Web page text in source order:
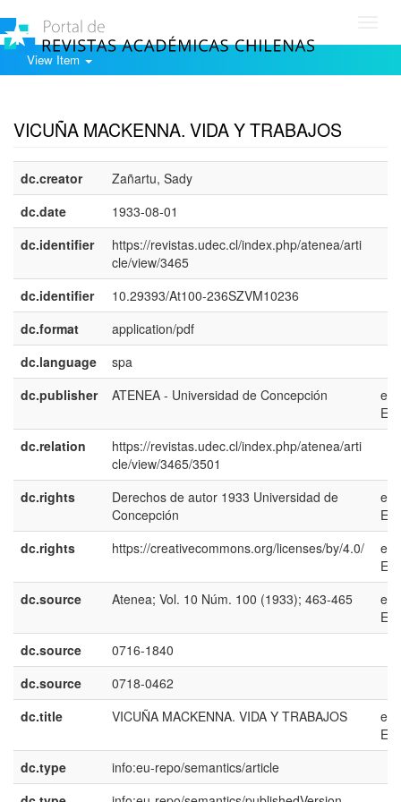
View Item
VICUÑA MACKENNA. VIDA Y TRABAJOS
dc.creator
Zañartu, Sady
dc.date
1933-08-01
dc.identifier
https://revistas.udec.cl/index.php/atenea/arti
cle/view/3465
dc.identifier
10.29393/At100-236SZVM10236
dc.format
application/pdf
dc.language
spa
dc.publisher
ATENEA - Universidad de Concepción
es-
ES
dc.relation
https://revistas.udec.cl/index.php/atenea/arti
cle/view/3465/3501
dc.rights
Derechos de autor 1933 Universidad de
Concepción
es-
ES
dc.rights
https://creativecommons.org/licenses/by/4.0/
es-
ES
dc.source
Atenea; Vol. 10 Núm. 100 (1933); 463-465
es-
ES
dc.source
0716-1840
dc.source
0718-0462
dc.title
VICUÑA MACKENNA. VIDA Y TRABAJOS
es-
ES
dc.type
info:eu-repo/semantics/article